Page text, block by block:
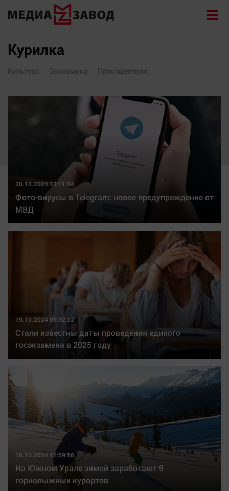
Экономика
Происшествия
Поиск
Архив
Происшествия
Культура
Курилка
Мнения
Спорт
Технологии
Отраслевые темы
Автомобили
XX век: криминальные уроки
Курилка
Культура Экономика Происшествия
20.10.2024 13:11:24
Фото-вирусы в Telegram: новое предупреждение от
МВД
19.10.2024 09:32:12
Стали известны даты проведения единого
госэкзамена в 2025 году
18.10.2024 11:59:16
На Южном Урале зимой заработают 9
горнолыжных курортов